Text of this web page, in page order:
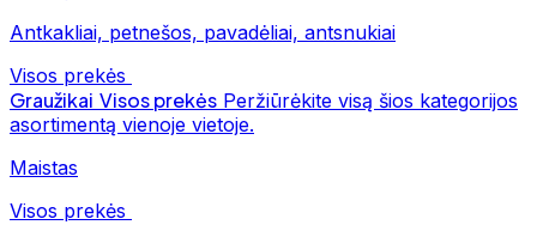
Antkakliai, petnešos, pavadėliai, antsnukiai
Visos prekės
Graužikai Visos prekės Peržiūrėkite visą šios kategorijos
asortimentą vienoje vietoje.
Maistas
Visos prekės